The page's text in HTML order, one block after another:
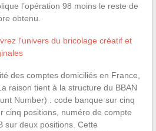
l’opération 98 moins le reste de
obtenu.
l'univers du bricolage créatif et
des comptes domiciliés en France,
raison tient à la structure du BBAN
Number) : code banque sur cinq
cinq positions, numéro de compte
sur deux positions. Cette